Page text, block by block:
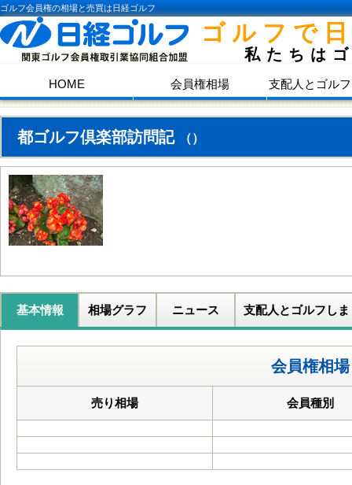
ゴルフ会員権の相場と売買は日経ゴルフ
ゴルフで
私たちは
HOME 会員権相場 支配人とゴル
都ゴルフ倶楽部訪問記 （）
基本情報 相場グラフ ニュース 支配人とゴルフしま
会員権相場
売り相場 会員種別